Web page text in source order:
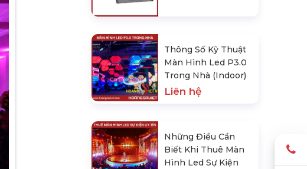
Thông Số Kỹ Thuật
Màn Hình Led P3.0
Trong Nhà (Indoor)
Liên hệ
Những Điều Cần
Biết Khi Thuê Màn
Hình Led Sự Kiện